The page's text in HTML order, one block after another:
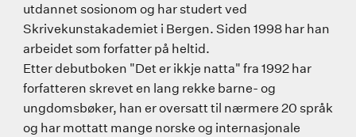
utdannet sosionom og har studert ved
Skrivekunstakademiet i Bergen. Siden 1998 har han
arbeidet som forfatter på heltid.
Etter debutboken "Det er ikkje natta" fra 1992 har
forfatteren skrevet en lang rekke barne- og
ungdomsbøker, han er oversatt til nærmere 20 språk
og har mottatt mange norske og internasjonale